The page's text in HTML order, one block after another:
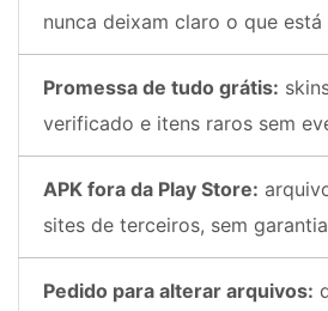
nunca deixam claro o que
Promessa de tudo grátis:
verificado e itens raros sem
APK fora da Play Store:
sites de terceiros, sem
Pedido para alterar arquivos: